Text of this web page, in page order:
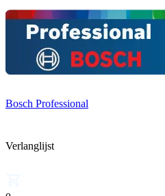
Bosch Professional
Verlanglijst